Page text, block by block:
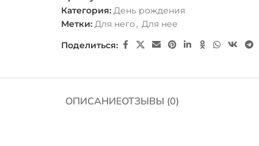
Категория: День рождения
Метки: Для него , Для нее
Поделиться:
ОПИСАНИЕОТЗЫВЫ (0)